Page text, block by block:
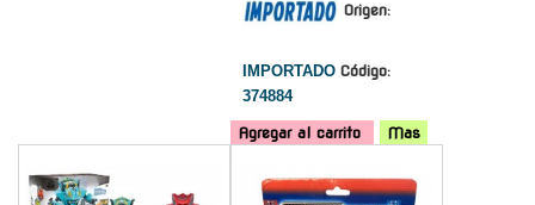
Origen:
IMPORTADO Código:
374884
Agregar al carrito
Mas